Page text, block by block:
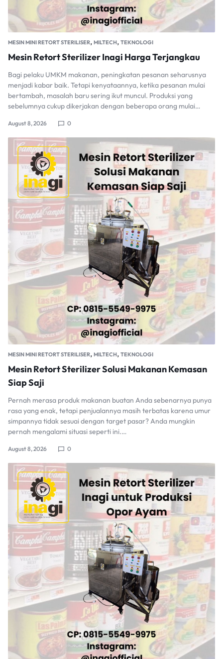
MESIN MINI RETORT STERILISER, MILTECH, TEKNOLOGI
Mesin Retort Sterilizer Inagi Harga Terjangkau
Bagi pelaku UMKM makanan, peningkatan pesanan seharusnya
menjadi kabar baik. Tetapi kenyataannya, ketika pesanan mulai
bertambah, masalah baru sering ikut muncul. Produksi yang
sebelumnya cukup dikerjakan dengan beberapa orang mulai…
August 8, 2026 0
MESIN MINI RETORT STERILISER, MILTECH, TEKNOLOGI
Mesin Retort Sterilizer Solusi Makanan Kemasan
Siap Saji
Pernah merasa produk makanan buatan Anda sebenarnya punya
rasa yang enak, tetapi penjualannya masih terbatas karena umur
simpannya tidak sesuai dengan target pasar? Anda mungkin
pernah mengalami situasi seperti ini.…
August 8, 2026 0